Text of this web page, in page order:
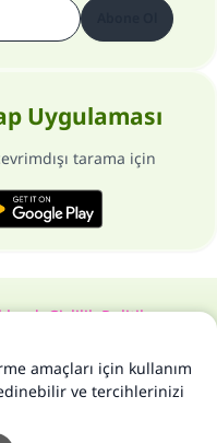
Uygulaması
tarama için
Gizlilik Politikası
aittir 1997-2025 ©
amaçları için kullanım
ve tercihlerinizi